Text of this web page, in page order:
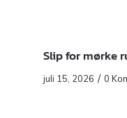
Slip for mørke
juli 15, 2026 / 0